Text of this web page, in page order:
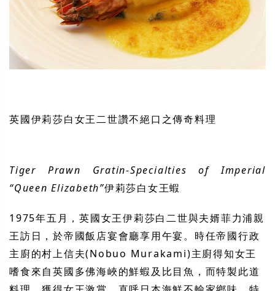
英國伊莉莎白女王二世讚不絕口之傳奇料理
Tiger Prawn Gratin-Specialties of Imperial
“Queen Elizabeth”伊莉莎白女王蝦
1975年五月，英國女王伊莉莎白二世與夫婿菲力浦親
王訪日，於帝國飯店宴會廳享用午宴。時任帝國行政
主廚的村上信夫(Nobuo Murakami)主廚得知女王
嗜食來自英國多佛海峽的鮮蝦及比目魚，而特製此道